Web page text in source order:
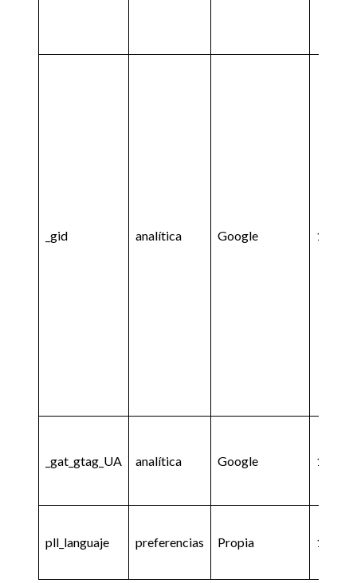
_gid analítica Google 1 hora
_gat_gtag_UA analítica Google 1
pll_languaje preferencias Propia 1 año